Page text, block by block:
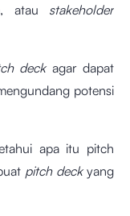
atau stakeholder
deckagar dapat
potensi
apa itu pitch
pitch deckyang